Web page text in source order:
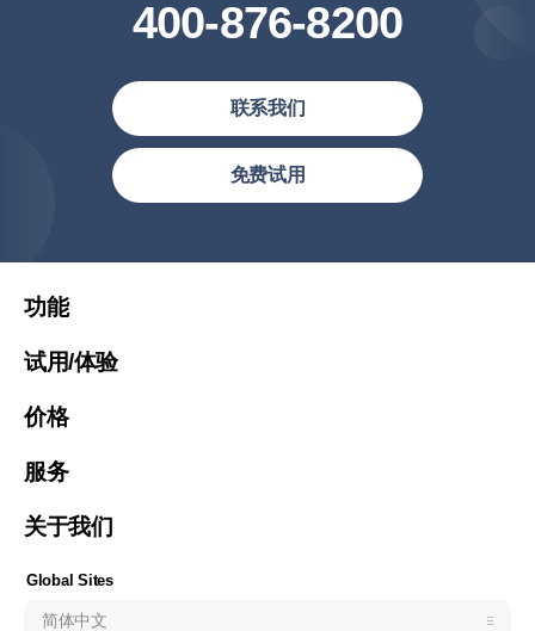
400-876-8200
联系我们
免费试用
功能
试用/体验
价格
服务
关于我们
Global Sites
简体中文
简体中文
United States (English)
Malaysia (English)
한국 (한국어)
Indonesia (Bahasa Indonesia)
Philipines(English)
Узбекистан (русский)